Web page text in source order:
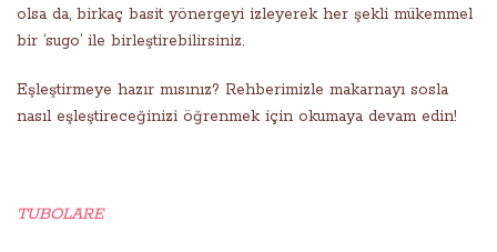
olsa da, birkaç basit yönergeyi izleyerek her şekli mükemmel
bir ‘sugo’ ile birleştirebilirsiniz.
Eşleştirmeye hazır mısınız? Rehberimizle makarnayı sosla
nasıl eşleştireceğinizi öğrenmek için okumaya devam edin!
TUBOLARE